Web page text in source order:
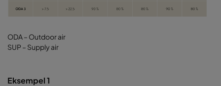
ODA – Outdoor air
SUP – Supply air
Eksempel 1